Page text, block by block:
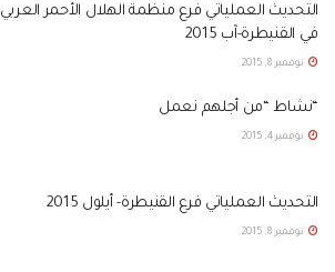
التحديث العملياتي فرع منظمة الهلال الأحمر العربي
في القنيطرة-آب 2015
نوفمبر 8, 2015
“نشاط “من أجلهم نعمل
نوفمبر 4, 2015
التحديث العملياتي فرع القنيطرة- أيلول 2015
نوفمبر 8, 2015